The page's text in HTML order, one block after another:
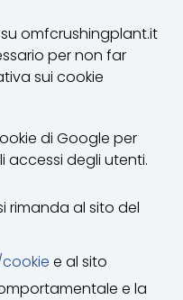
omfcrushingplant.it
per non far
sui cookie
di Google per
accessi degli utenti.
rimanda al sito del
e al sito
e la